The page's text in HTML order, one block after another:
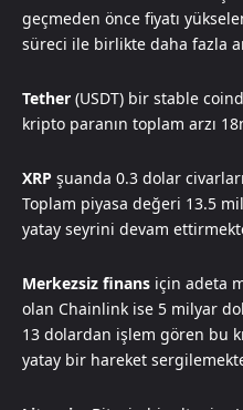
geçmeden önce fiyatı
süreci ile birlikte daha fazla
Tether (USDT) bir stable
kripto paranın toplam arzı
XRP şuanda 0.3 dolar
Toplam piyasa değeri 13.5
yatay seyrini devam
Merkezsiz finans için adeta
olan Chainlink ise 5 milyar
13 dolardan işlem gören bu
yatay bir hareket